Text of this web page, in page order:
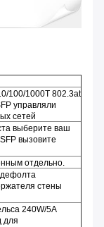
100/1000T 802.3at
управляли
сетей
выберите ваш
вызовите
отдельно.
стены
240W/5A
для